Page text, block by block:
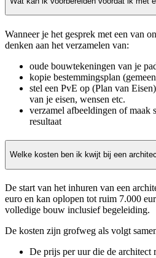
Wanneer je het gesprek met een van
denken aan het verzamelen van:
oude bouwtekeningen van je
kopie bestemmingsplan
stel een PvE op (Plan van
van je eisen, wensen etc.
verzamel afbeeldingen of maak
resultaat
Welke kosten ben ik kwijt bij een
De start van het inhuren van een
euro en kan oplopen tot ruim 7.000
volledige bouw inclusief begeleiding.
De kosten zijn grofweg als volgt
De prijs per uur die de architect